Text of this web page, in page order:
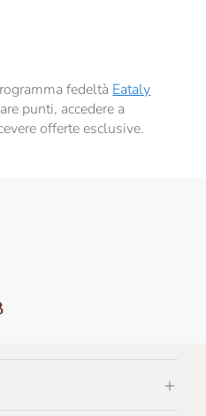
in caso di consenso prestato ai
fedeltà Eataly
punti, accedere a
offerte esclusive.